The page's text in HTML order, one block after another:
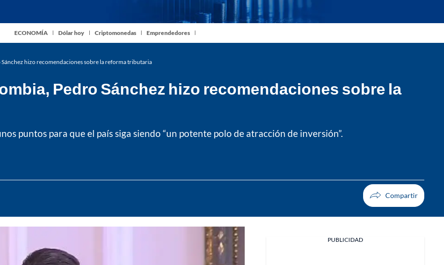
ECONOMÍA Dólar hoy Criptomonedas Emprendedores
Sánchez hizo recomendaciones sobre la reforma tributaria
Pedro Sánchez hizo recomendaciones sobre la
puntos para que el país siga siendo “un potente polo de atracción de inversión”.
PUBLICIDAD